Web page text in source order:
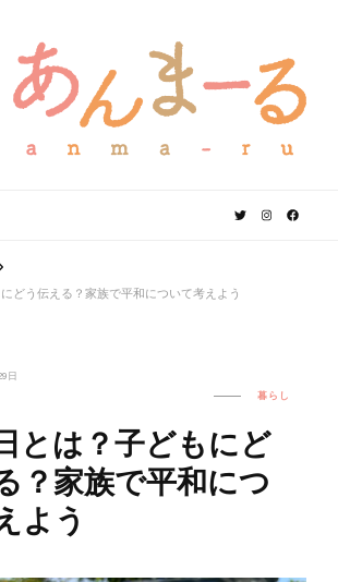
どう伝える？家族で平和について考えよう
日
暮らし
とは？子どもにど
？家族で平和につ
よう